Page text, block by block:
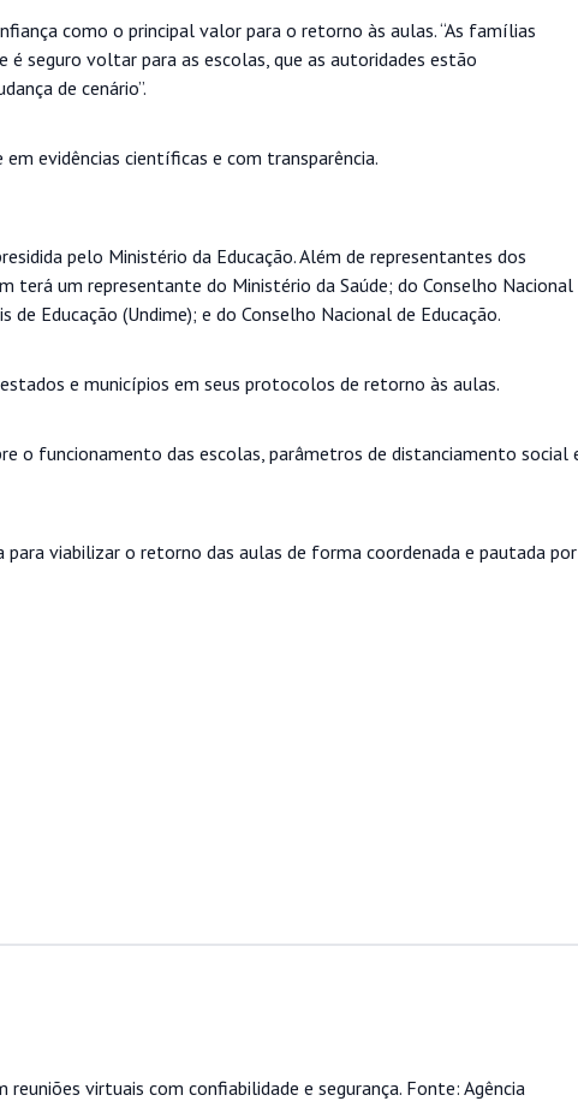
como o principal valor para o retorno às aulas. “As famílias
seguro voltar para as escolas, que as autoridades estão
de cenário”.
evidências científicas e com transparência.
pelo Ministério da Educação. Além de representantes dos
terá um representante do Ministério da Saúde; do Conselho Nacional
de Educação (Undime); e do Conselho Nacional de Educação.
e municípios em seus protocolos de retorno às aulas.
o funcionamento das escolas, parâmetros de distanciamento social
viabilizar o retorno das aulas de forma coordenada e pautada por
virtuais com confiabilidade e segurança. Fonte: Agência